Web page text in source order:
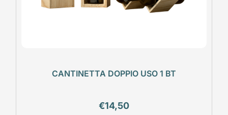
CANTINETTA DOPPIO USO 1 BT
€14,50